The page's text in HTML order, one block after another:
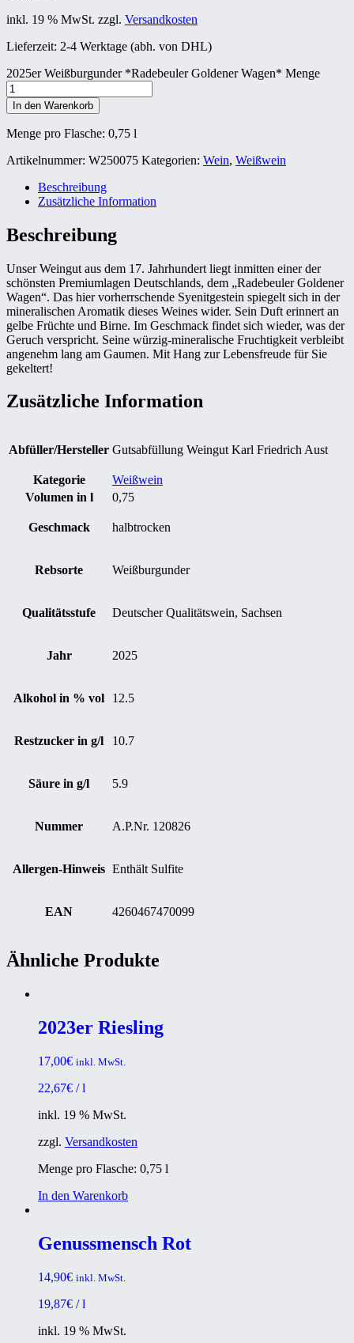
inkl. 19 % MwSt. zzgl. Versandkosten
Lieferzeit: 2-4 Werktage (abh. von DHL)
2025er Weißburgunder *Radebeuler Goldener Wagen* Menge
In den Warenkorb
Menge pro Flasche: 0,75 l
Artikelnummer: W250075 Kategorien: Wein, Weißwein
Beschreibung
Zusätzliche Information
Beschreibung
Unser Weingut aus dem 17. Jahrhundert liegt inmitten einer der
schönsten Premiumlagen Deutschlands, dem „Radebeuler Goldener
Wagen“. Das hier vorherrschende Syenitgestein spiegelt sich in der
mineralischen Aromatik dieses Weines wider. Sein Duft erinnert an
gelbe Früchte und Birne. Im Geschmack findet sich wieder, was der
Geruch verspricht. Seine würzig-mineralische Fruchtigkeit verbleibt
angenehm lang am Gaumen. Mit Hang zur Lebensfreude für Sie
gekeltert!
Zusätzliche Information
Abfüller/Hersteller Gutsabfüllung Weingut Karl Friedrich Aust
Kategorie
Weißwein
Volumen in l
0,75
Geschmack halbtrocken
Rebsorte Weißburgunder
Qualitätsstufe Deutscher Qualitätswein, Sachsen
Jahr 2025
Alkohol in % vol 12.5
Restzucker in g/l 10.7
Säure in g/l 5.9
Nummer A.P.Nr. 120826
Allergen-Hinweis Enthält Sulfite
EAN 4260467470099
Ähnliche Produkte
2023er Riesling
17,00€ inkl. MwSt.
22,67€ /l
inkl. 19 % MwSt.
zzgl. Versandkosten
Menge pro Flasche: 0,75 l
In den Warenkorb
Genussmensch Rot
14,90€ inkl. MwSt.
19,87€ /l
inkl. 19 % MwSt.